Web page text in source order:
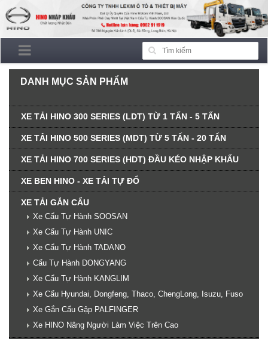
DANH MỤC SẢN PHẨM
XE TẢI HINO 300 SERIES (LDT) TỪ 1 TẤN - 5 TẤN
XE TẢI HINO 500 SERIES (MDT) TỪ 5 TẤN - 20 TẤN
XE TẢI HINO 700 SERIES (HDT) ĐẦU KÉO NHẬP KHẨU
XE BEN HINO - XE TẢI TỰ ĐỔ
XE TẢI GẮN CẨU
Xe Cẩu Tự Hành SOOSAN
Xe Cẩu Tự Hành UNIC
Xe Cẩu Tự Hành TADANO
Cẩu Tự Hành DONGYANG
Xe Cẩu Tự Hành KANGLIM
Xe Cẩu Hyundai, Dongfeng, Thaco, ChengLong, Isuzu, Fuso
Xe Gắn Cẩu Gập PALFINGER
Xe HINO Nâng Người Làm Việc Trên Cao